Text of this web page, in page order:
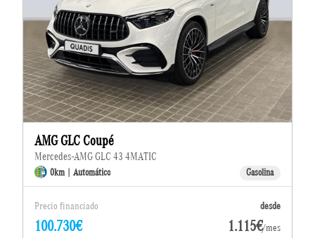
AMG GLC Coupé
Mercedes-AMG GLC 43 4MATIC
0km | Automático Gasolina
Precio financiado desde
100.730€ 1.115€/mes